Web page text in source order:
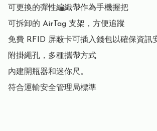
可更換的彈性編織帶作為手機握把
可拆卸的 AirTag 支架，方便追蹤
免費 RFID 屏蔽卡可插入錢包以確保資訊
附掛繩孔，多種攜帶方式
內建開瓶器和迷你尺。
符合運輸安全管理局標準